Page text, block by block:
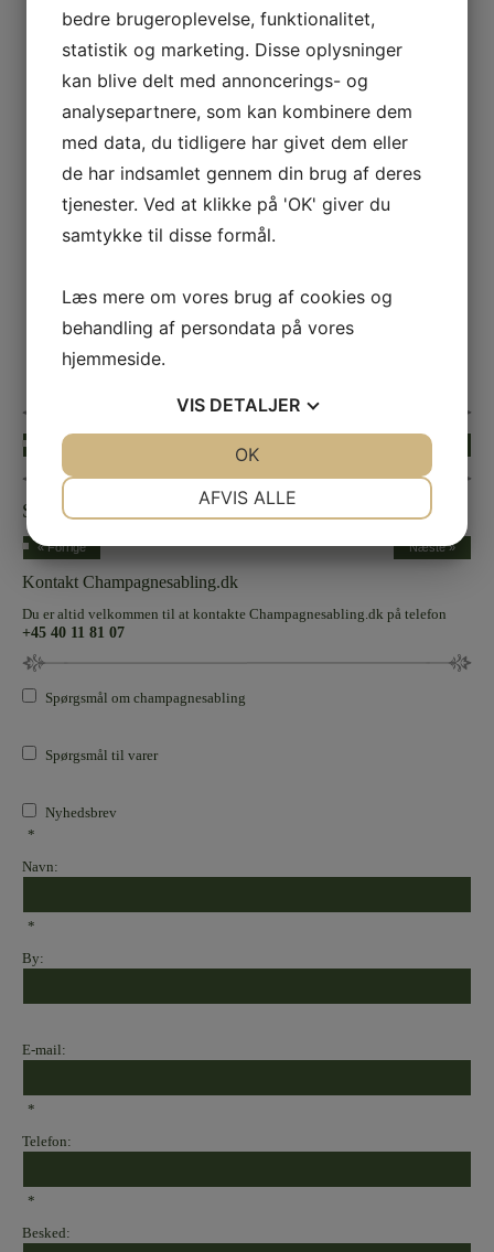
« Forrige Næste »
Sølvbryllup
« Forrige Næste »
Kontakt Champagnesabling.dk
Du er altid velkommen til at kontakte Champagnesabling.dk på telefon
+45 40 11 81 07
Spørgsmål om champagnesabling
Spørgsmål til varer
Nyhedsbrev
*
Navn:
*
By:
E-mail:
*
Telefon:
*
Besked:
bedre brugeroplevelse, funktionalitet,
statistik og marketing. Disse oplysninger
kan blive delt med annoncerings- og
analysepartnere, som kan kombinere dem
med data, du tidligere har givet dem eller
de har indsamlet gennem din brug af deres
tjenester. Ved at klikke på 'OK' giver du
samtykke til disse formål.
Læs mere om vores brug af cookies og
behandling af persondata på vores
hjemmeside.
VIS DETALJER
AFVIS ALLE
OK